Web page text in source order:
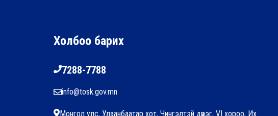
Холбоо барих
7288-7788
info@tosk.gov.mn
Монгол улс, Улаанбаатар хот, Чингэлтэй дүүрэг, VI хороо, Их